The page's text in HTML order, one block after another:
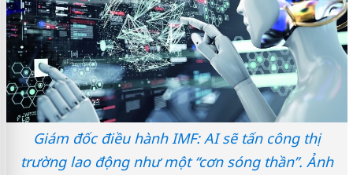
Giám đốc điều hành IMF: AI sẽ tấn công thị
trường lao động như một “cơn sóng thần”. Ảnh